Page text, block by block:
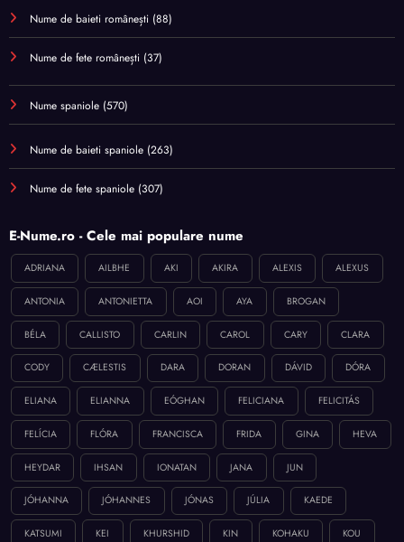
Nume de baieti românești (88)
Nume de fete românești (37)
Nume spaniole (570)
Nume de baieti spaniole (263)
Nume de fete spaniole (307)
E-Nume.ro - Cele mai populare nume
ADRIANA AILBHE AKI AKIRA ALEXIS ALEXUS
ANTONIA ANTONIETTA AOI AYA BROGAN
BÉLA CALLISTO CARLIN CAROL CARY CLARA
CODY CÆLESTIS DARA DORAN DÁVID DÓRA
ELIANA ELIANNA EÓGHAN FELICIANA FELICITÁS
FELÍCIA FLÓRA FRANCISCA FRIDA GINA HEVA
HEYDAR IHSAN IONATAN JANA JUN
JÓHANNA JÓHANNES JÓNAS JÚLIA KAEDE
KATSUMI KEI KHURSHID KIN KOHAKU KOU